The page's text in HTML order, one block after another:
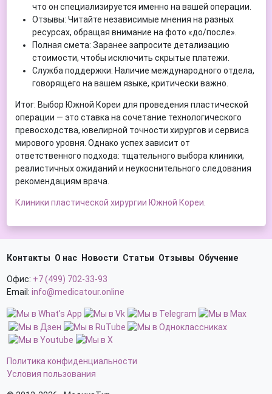
что он специализируется именно на вашей операции.
Отзывы: Читайте независимые мнения на разных
ресурсах, обращая внимание на фото «до/после».
Полная смета: Заранее запросите детализацию
стоимости, чтобы исключить скрытые платежи.
Служба поддержки: Наличие международного отдела,
говорящего на вашем языке, критически важно.
Итог: Выбор Южной Кореи для проведения пластической
операции — это ставка на сочетание технологического
превосходства, ювелирной точности хирургов и сервиса
мирового уровня. Однако успех зависит от
ответственного подхода: тщательного выбора клиники,
реалистичных ожиданий и неукоснительного следования
рекомендациям врача.
Клиники пластической хирургии Южной Кореи.
Офис: +7 (499) 702-33-93
Email: info@medicatour.online
Контакты О нас Новости Статьи Отзывы Обучение
Политика конфиденциальности
Условия пользования